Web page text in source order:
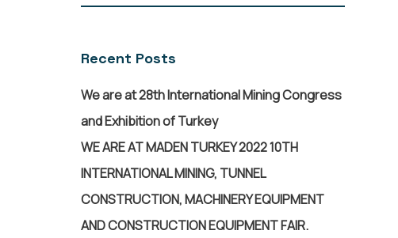
Recent Posts
We are at 28th International Mining Congress
and Exhibition of Turkey
WE ARE AT MADEN TURKEY 2022 10TH
INTERNATIONAL MINING, TUNNEL
CONSTRUCTION, MACHINERY EQUIPMENT
AND CONSTRUCTION EQUIPMENT FAIR.